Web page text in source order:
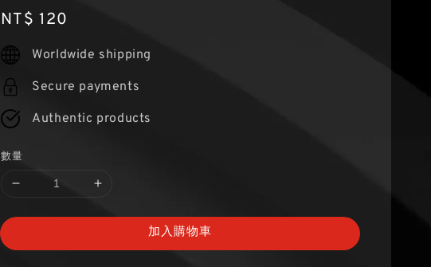
Regular
price
NT$ 120
Worldwide shipping
Secure payments
Authentic products
數量
加入購物車